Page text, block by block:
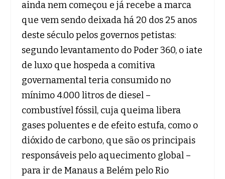
ainda nem começou e já recebe a marca
que vem sendo deixada há 20 dos 25 anos
deste século pelos governos petistas:
segundo levantamento do Poder 360, o iate
de luxo que hospeda a comitiva
governamental teria consumido no
mínimo 4.000 litros de diesel –
combustível fóssil, cuja queima libera
gases poluentes e de efeito estufa, como o
dióxido de carbono, que são os principais
responsáveis pelo aquecimento global –
para ir de Manaus a Belém pelo Rio